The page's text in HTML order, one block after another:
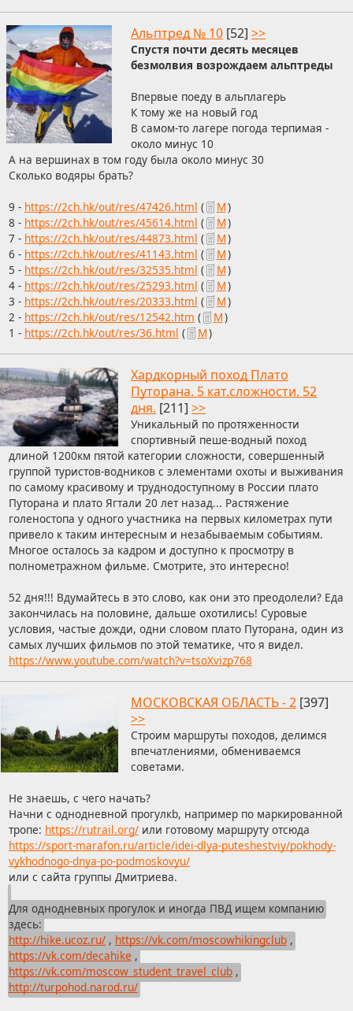
Альптред № 10 [52] >>
Спустя почти десять месяцев
безмолвия возрождаем альптреды
Впервые поеду в альплагерь
К тому же на новый год
В самом-то лагере погода терпимая -
около минус 10
А на вершинах в том году была около минус 30
Сколько водяры брать?
9 - https://2ch.hk/out/res/47426.html ( М)
8 - https://2ch.hk/out/res/45614.html ( М)
7 - https://2ch.hk/out/res/44873.html ( М)
6 - https://2ch.hk/out/res/41143.html ( М)
5 - https://2ch.hk/out/res/32535.html ( М)
4 - https://2ch.hk/out/res/25293.html ( М)
3 - https://2ch.hk/out/res/20333.html ( М)
2 - https://2ch.hk/out/res/12542.htm ( М)
1 - https://2ch.hk/out/res/36.html ( М)
Хардкорный поход Плато
Путорана. 5 кат.сложности. 52
дня. [211] >>
Уникальный по протяженности
спортивный пеше-водный поход
длиной 1200км пятой категории сложности, совершенный
группой туристов-водников с элементами охоты и выживания
по самому красивому и труднодоступному в России плато
Путорана и плато Ягтали 20 лет назад... Растяжение
голеностопа у одного участника на первых километрах пути
привело к таким интересным и незабываемым событиям.
Многое осталось за кадром и доступно к просмотру в
полнометражном фильме. Смотрите, это интересно!
52 дня!!! Вдумайтесь в это слово, как они это преодолели? Еда
закончилась на половине, дальше охотились! Суровые
условия, частые дожди, одни словом плато Путорана, один из
самых лучших фильмов по этой тематике, что я видел.
https://www.youtube.com/watch?v=tsoXvizp768
МОСКОВСКАЯ ОБЛАСТЬ - 2 [397]
>>
Строим маршруты походов, делимся
впечатлениями, обмениваемся
советами.
Не знаешь, с чего начать?
Начни с однодневной прогулкb, например по маркированной
тропе: https://rutrail.org/или готовому маршруту отсюда
https://sport-marafon.ru/article/idei-dlya-puteshestviy/pokhody-
vykhodnogo-dnya-po-podmoskovyu/
или с сайта группы Дмитриева.
Для однодневных прогулок и иногда ПВД ищем компанию
здесь:
http://hike.ucoz.ru/, https://vk.com/moscowhikingclub,
https://vk.com/decahike ,
https://vk.com/moscow_student_travel_club,
http://turpohod.narod.ru/